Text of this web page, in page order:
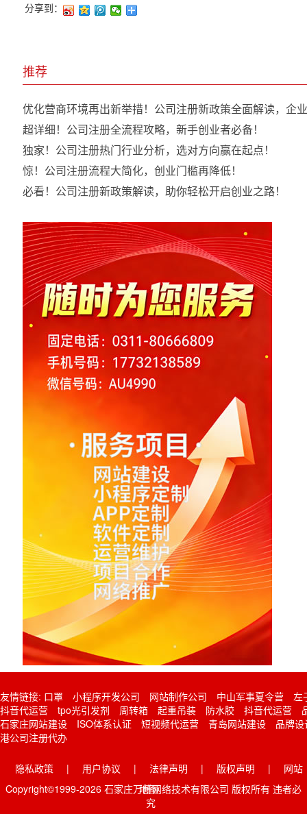
分享到：
推荐
优化营商环境再出新举措！公司注册新政策全面解读，企
超详细！公司注册全流程攻略，新手创业者必备！
独家！公司注册热门行业分析，选对方向赢在起点！
惊！公司注册流程大简化，创业门槛再降低！
必看！公司注册新政策解读，助你轻松开启创业之路！
友情链接: 口罩 小程序开发公司 网站制作公司 中山军事夏令营
左
抖音代运营
tpo光引发剂 周转箱 起重吊装 防水胶 抖音代运营
石家庄网站建设
ISO体系认证 短视频代运营 青岛网站建设
品牌设
港公司注册代办
隐私政策 | 用户协议 | 法律声明 | 版权声明 |
网站
地图
Copyright©1999-2026 石家庄万博网络技术有限公司 版权所有 违者必
究